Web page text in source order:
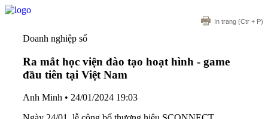
In trang (Ctr + P)
Doanh nghiệp số
Ra mắt học viện đào tạo hoạt hình - game
đầu tiên tại Việt Nam
Anh Minh • 24/01/2024 19:03